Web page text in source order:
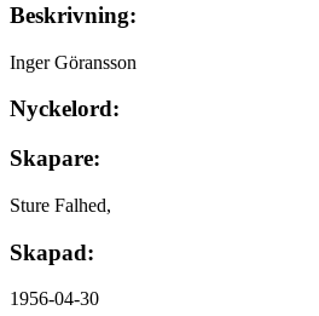
Beskrivning:
Inger Göransson
Nyckelord:
Skapare:
Sture Falhed,
Skapad:
1956-04-30